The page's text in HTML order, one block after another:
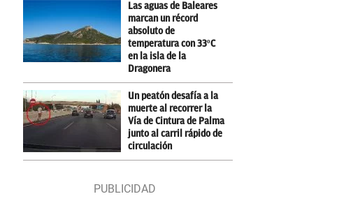
Las aguas de Baleares
marcan un récord
absoluto de
temperatura con 33ºC
en la isla de la
Dragonera
Un peatón desafía a la
muerte al recorrer la
Vía de Cintura de Palma
junto al carril rápido de
circulación